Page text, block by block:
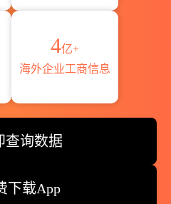
4亿+
海外企业工商信息
查询数据
下载App